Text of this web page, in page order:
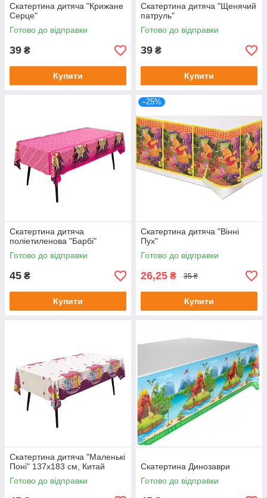
Скатертина дитяча "Крижане
Серце"
Готово до відправки
39 ₴
Купити
Скатертина дитяча "Щенячий
патруль"
Готово до відправки
39 ₴
Купити
Скатертина дитяча
поліетиленова "Барбі"
Готово до відправки
45 ₴
Купити
–25%
Скатертина дитяча "Вінні
Пух"
Готово до відправки
26,25 ₴ 35 ₴
Купити
Скатертина дитяча "Маленькі
Поні" 137х183 см, Китай
Готово до відправки
Скатертина Динозаври
Готово до відправки